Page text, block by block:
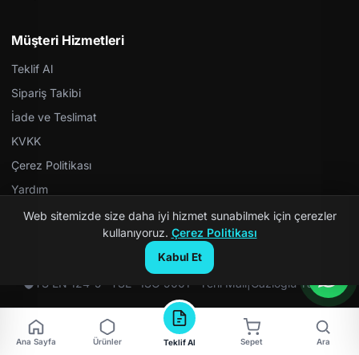
Müşteri Hizmetleri
Teklif Al
Sipariş Takibi
İade ve Teslimat
KVKK
Çerez Politikası
Yardım
© 2026 Kompozit Rögar. Tüm hakları saklıdır.
TS EN 124-5 · TSE · ISO 9001 · Yerli Malı|Gazioğlu Yazılım
Ana Sayfa Ürünler Teklif Al Sepet Ara
Web sitemizde size daha iyi hizmet sunabilmek için çerezler
kullanıyoruz. Çerez Politikası
Kabul Et